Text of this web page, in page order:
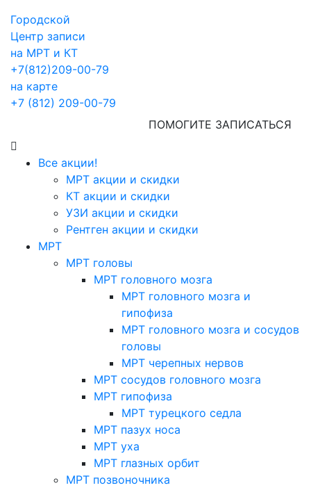
Городской
Центр записи
на МРТ и КТ
+7(812)209-00-79
на карте
+7 (812) 209-00-79
ПОМОГИТЕ ЗАПИСАТЬСЯ
Все акции!
МРТ акции и скидки
КТ акции и скидки
УЗИ акции и скидки
Рентген акции и скидки
МРТ
МРТ головы
МРТ головного мозга
МРТ головного мозга и
гипофиза
МРТ головного мозга и сосудов
головы
МРТ черепных нервов
МРТ сосудов головного мозга
МРТ гипофиза
МРТ турецкого седла
МРТ пазух носа
МРТ уха
МРТ глазных орбит
МРТ позвоночника